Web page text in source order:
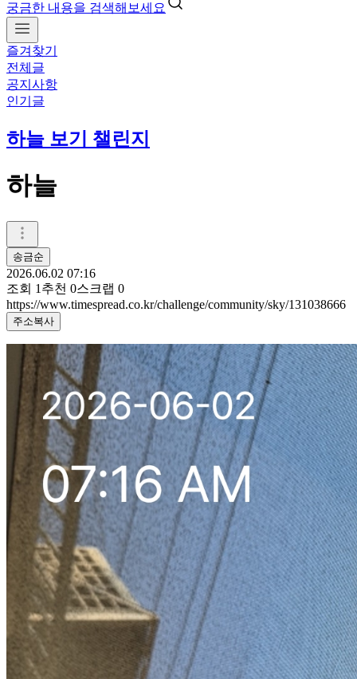
궁금한 내용을 검색해보세요
즐겨찾기
전체글
공지사항
인기글
하늘 보기 챌린지
하늘
송금순
2026.06.02 07:16
조회 1 추천 0스크랩 0
https://www.timespread.co.kr/challenge/community/sky/131038666
주소복사